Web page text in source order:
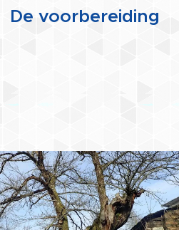
De voorbereiding